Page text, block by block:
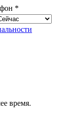
*
время.